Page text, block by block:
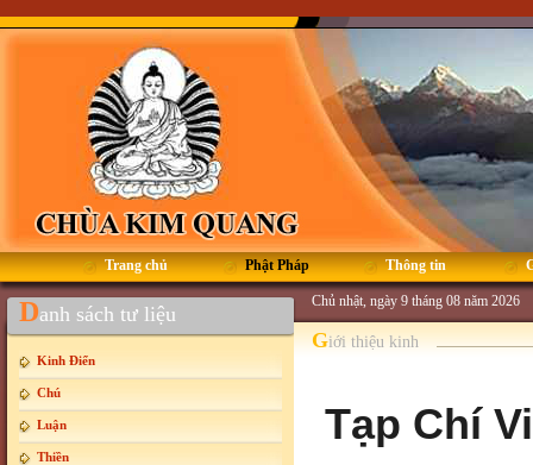
Trang chủ Phật Pháp Thông tin
Danh sách tư liệu
Kinh Điển
Chú
Luận
Thiền
Chủ nhật, ngày 9 tháng 08 năm 2026
Giới thiệu kinh
Tạp Chí